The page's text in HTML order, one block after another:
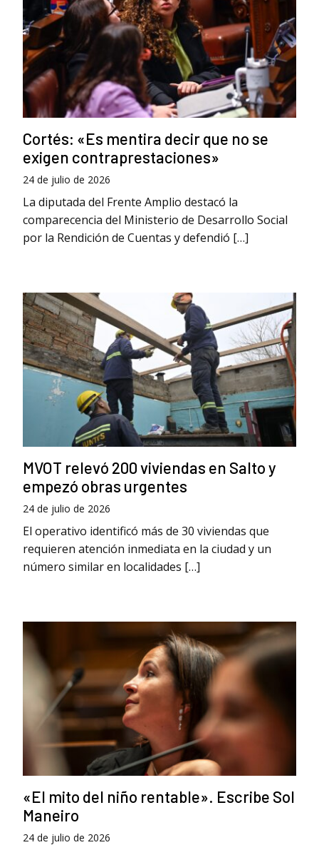
Cortés: «Es mentira decir que no se
exigen contraprestaciones»
24 de julio de 2026
La diputada del Frente Amplio destacó la
comparecencia del Ministerio de Desarrollo Social
por la Rendición de Cuentas y defendió […]
MVOT relevó 200 viviendas en Salto y
empezó obras urgentes
24 de julio de 2026
El operativo identificó más de 30 viviendas que
requieren atención inmediata en la ciudad y un
número similar en localidades […]
«El mito del niño rentable». Escribe Sol
Maneiro
24 de julio de 2026